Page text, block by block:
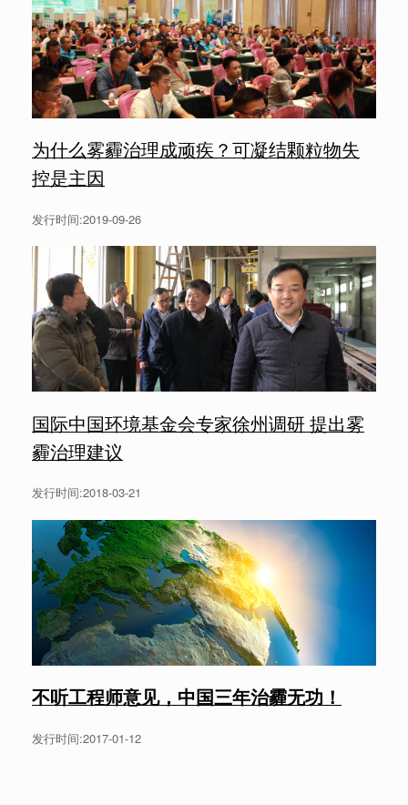
为什么雾霾治理成顽疾？可凝结颗粒物失
控是主因
发行时间:2019-09-26
国际中国环境基金会专家徐州调研 提出雾
霾治理建议
发行时间:2018-03-21
不听工程师意见，中国三年治霾无功！
发行时间:2017-01-12